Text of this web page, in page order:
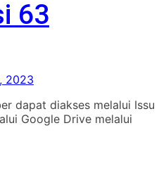
63
2023
dapat diakses melalui Issu
Google Drive melalui